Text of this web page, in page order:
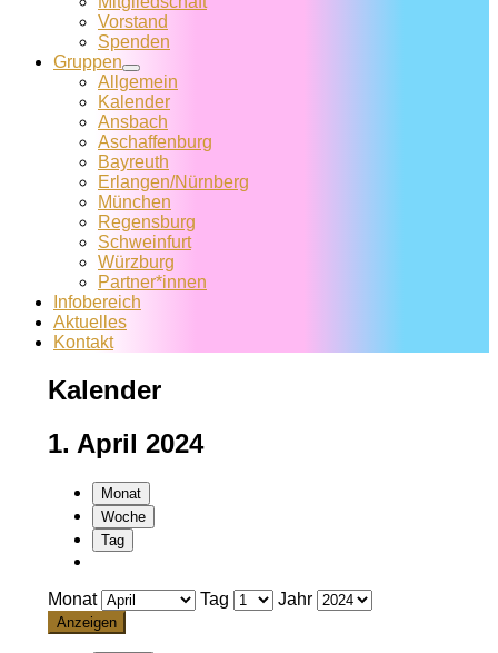
Vorstand
Spenden
Gruppen
Allgemein
Kalender
Ansbach
Aschaffenburg
Bayreuth
Erlangen/Nürnberg
München
Regensburg
Schweinfurt
Würzburg
Partner*innen
Infobereich
Aktuelles
Kontakt
Kalender
1. April 2024
Monat
Woche
Tag
Monat Tag Jahr